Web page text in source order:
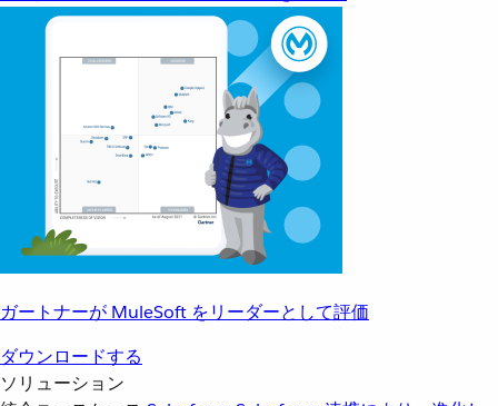
ガートナーが MuleSoft をリーダーとして評価
ダウンロードする
ソリューション